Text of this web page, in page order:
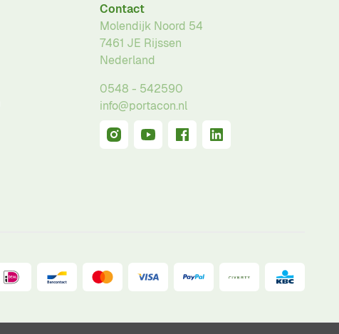
Contact
Molendijk Noord 54
7461 JE Rijssen
Nederland
0548 - 542590
info@portacon.nl